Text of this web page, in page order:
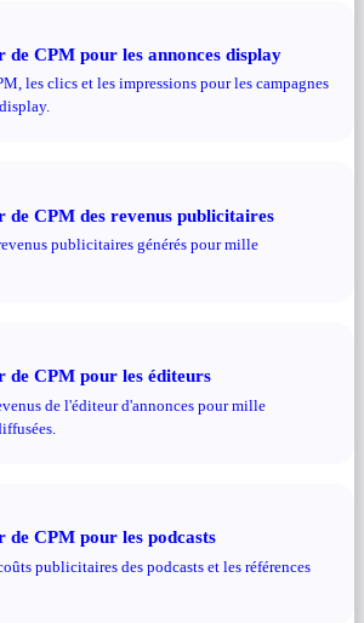
de CPM pour les annonces display
les clics et les impressions pour les campagnes
de CPM des revenus publicitaires
publicitaires générés pour mille
de CPM pour les éditeurs
de l'éditeur d'annonces pour mille
de CPM pour les podcasts
publicitaires des podcasts et les références